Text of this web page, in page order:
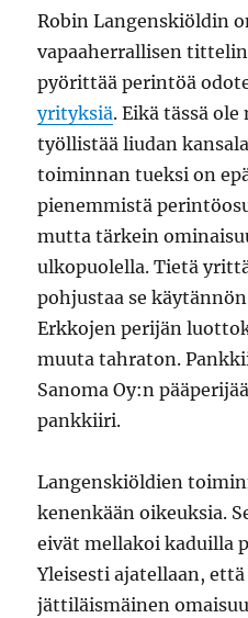
Robin Langenskiöldin
vapaaherrallisen
pyörittää perintöä
yrityksiä. Eikä tässä
työllistää liudan
toiminnan tueksi on
pienemmistä
mutta tärkein
ulkopuolella. Tietä
pohjustaa se
Erkkojen perijän
muuta tahraton.
Sanoma Oy:n
pankkiiri.
Langenskiöldien
kenenkään oikeuksia.
eivät mellakoi kaduilla
Yleisesti ajatellaan,
jättiläismäinen